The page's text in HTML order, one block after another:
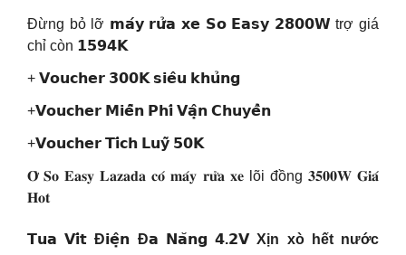
Đừng bỏ lỡ 𝗺𝗮́𝘆 𝗿𝘂̛̉𝗮 𝘅𝗲 𝗦𝗼 𝗘𝗮𝘀𝘆 𝟮𝟴𝟬𝟬𝗪 trợ giá
chỉ còn 𝟭𝟱𝟵𝟰𝗞
+ 𝗩𝗼𝘂𝗰𝗵𝗲𝗿 𝟯𝟬𝟬𝗞 𝘀𝗶𝗲̂𝘂 𝗸𝗵𝘂̉𝗻𝗴
+𝗩𝗼𝘂𝗰𝗵𝗲𝗿 𝗠𝗶𝗲̂̃𝗻 𝗣𝗵𝗶́ 𝗩𝗮̣̂𝗻 𝗖𝗵𝘂𝘆𝗲̂̉𝗻
+𝗩𝗼𝘂𝗰𝗵𝗲𝗿 𝗧𝗶́𝗰𝗵 𝗟𝘂𝘆̃ 𝟱𝟬𝗞
𝐎̛̉ 𝐒𝐨 𝐄𝐚𝐬𝐲 𝐋𝐚𝐳𝐚𝐝𝐚 𝐜𝐨́ 𝐦𝐚́𝐲 𝐫𝐮̛̉𝐚 𝐱𝐞 lõi đồng 𝟑𝟓𝟎𝟎𝐖 𝐆𝐢𝐚́
𝐇𝐨𝐭
𝗧𝘂𝗮 𝗩𝗶́𝘁 Đ𝗶𝗲̣̂𝗻 Đ𝗮 𝗡𝗮̆𝗻𝗴 𝟰.𝟮𝗩 Xịn xò hết nước